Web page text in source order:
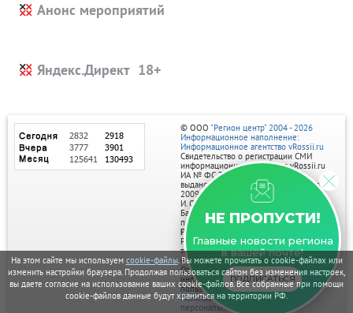
На этом сайте мы используем cookie-файлы. Вы можете прочитать о cookie-файлах или
изменить настройки браузера. Продолжая пользоваться сайтом без изменения настроек,
вы даете согласие на использование ваших cookie-файлов. Все собранные при помощи
cookie-файлов данные будут храниться на территории РФ.
Анонс мероприятий
Яндекс.Директ
НЕ ПРОПУСТИ!
Главные новости региона
в вашей почте!
ПОДПИСАТЬСЯ
© ООО "Регион центр" 2004 - 2026
Информационное наполнение:
Информационное агентство vRossii.ru
Свидетельство о регистрации СМИ
информационного агентства vRossii.ru
ИА № ФС 77‑35502
выдано РОСКОМНАДЗОРом 04 марта
2009г.
И. О. Главного редактора Нарыков А. Н.
Баннеры на портале размещаются на
правах рекламы.
Реклама на портале:
Рекламное агентство "Умный маркетинг"
тел. 7-910-267-70-40,
email: umnyy.marketing@yandex.ru
Отдельные публикации могут содержать
информацию, не предназначенную для
пользователей до 18 лет.
Политика в отношении обработки
персональных данных